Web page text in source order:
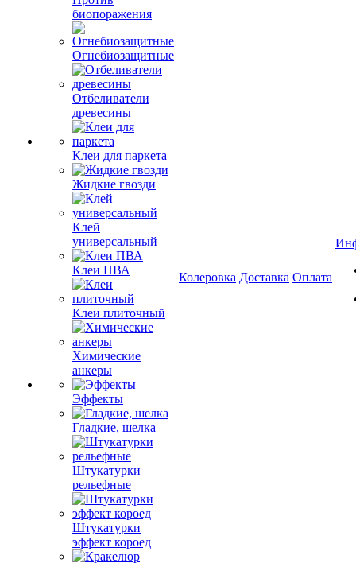
биопоражения
Огнебиозащитные
Отбеливатели
древесины
Клеи для паркета
Жидкие гвозди
Клей
универсальный
Клеи ПВА
Клеи плиточный
Химические
анкеры
Эффекты
Гладкие, шелка
Штукатурки
рельефные
Штукатурки
эффект короед
Колеровка Доставка Оплата